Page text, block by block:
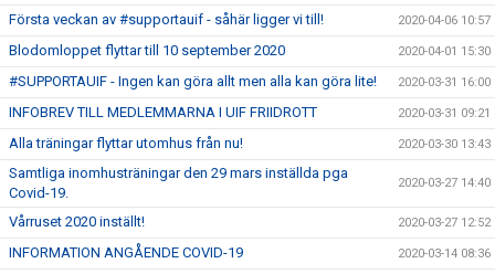
Första veckan av #supportauif - såhär ligger vi till! 2020-04-06 10:57
Blodomloppet flyttar till 10 september 2020 2020-04-01 15:30
#SUPPORTAUIF - Ingen kan göra allt men alla kan göra lite! 2020-03-31 16:00
INFOBREV TILL MEDLEMMARNA I UIF FRIIDROTT 2020-03-31 09:21
Alla träningar flyttar utomhus från nu! 2020-03-30 13:43
Samtliga inomhusträningar den 29 mars inställda pga
Covid-19.
2020-03-27 14:40
Vårruset 2020 inställt! 2020-03-27 12:52
INFORMATION ANGÅENDE COVID-19 2020-03-14 08:36